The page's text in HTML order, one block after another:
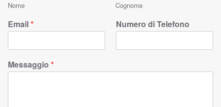
Nome Cognome
Email* Numero di Telefono
Messaggio *